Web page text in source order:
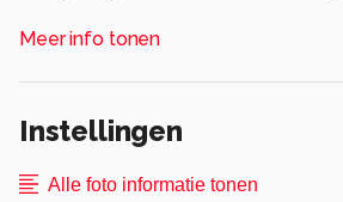
Nikon Z8 / 600 mm
Iso 2000 / F8 / 1/2500
Alle rechten voorbehouden
Meer info tonen
Instellingen
Alle foto informatie tonen